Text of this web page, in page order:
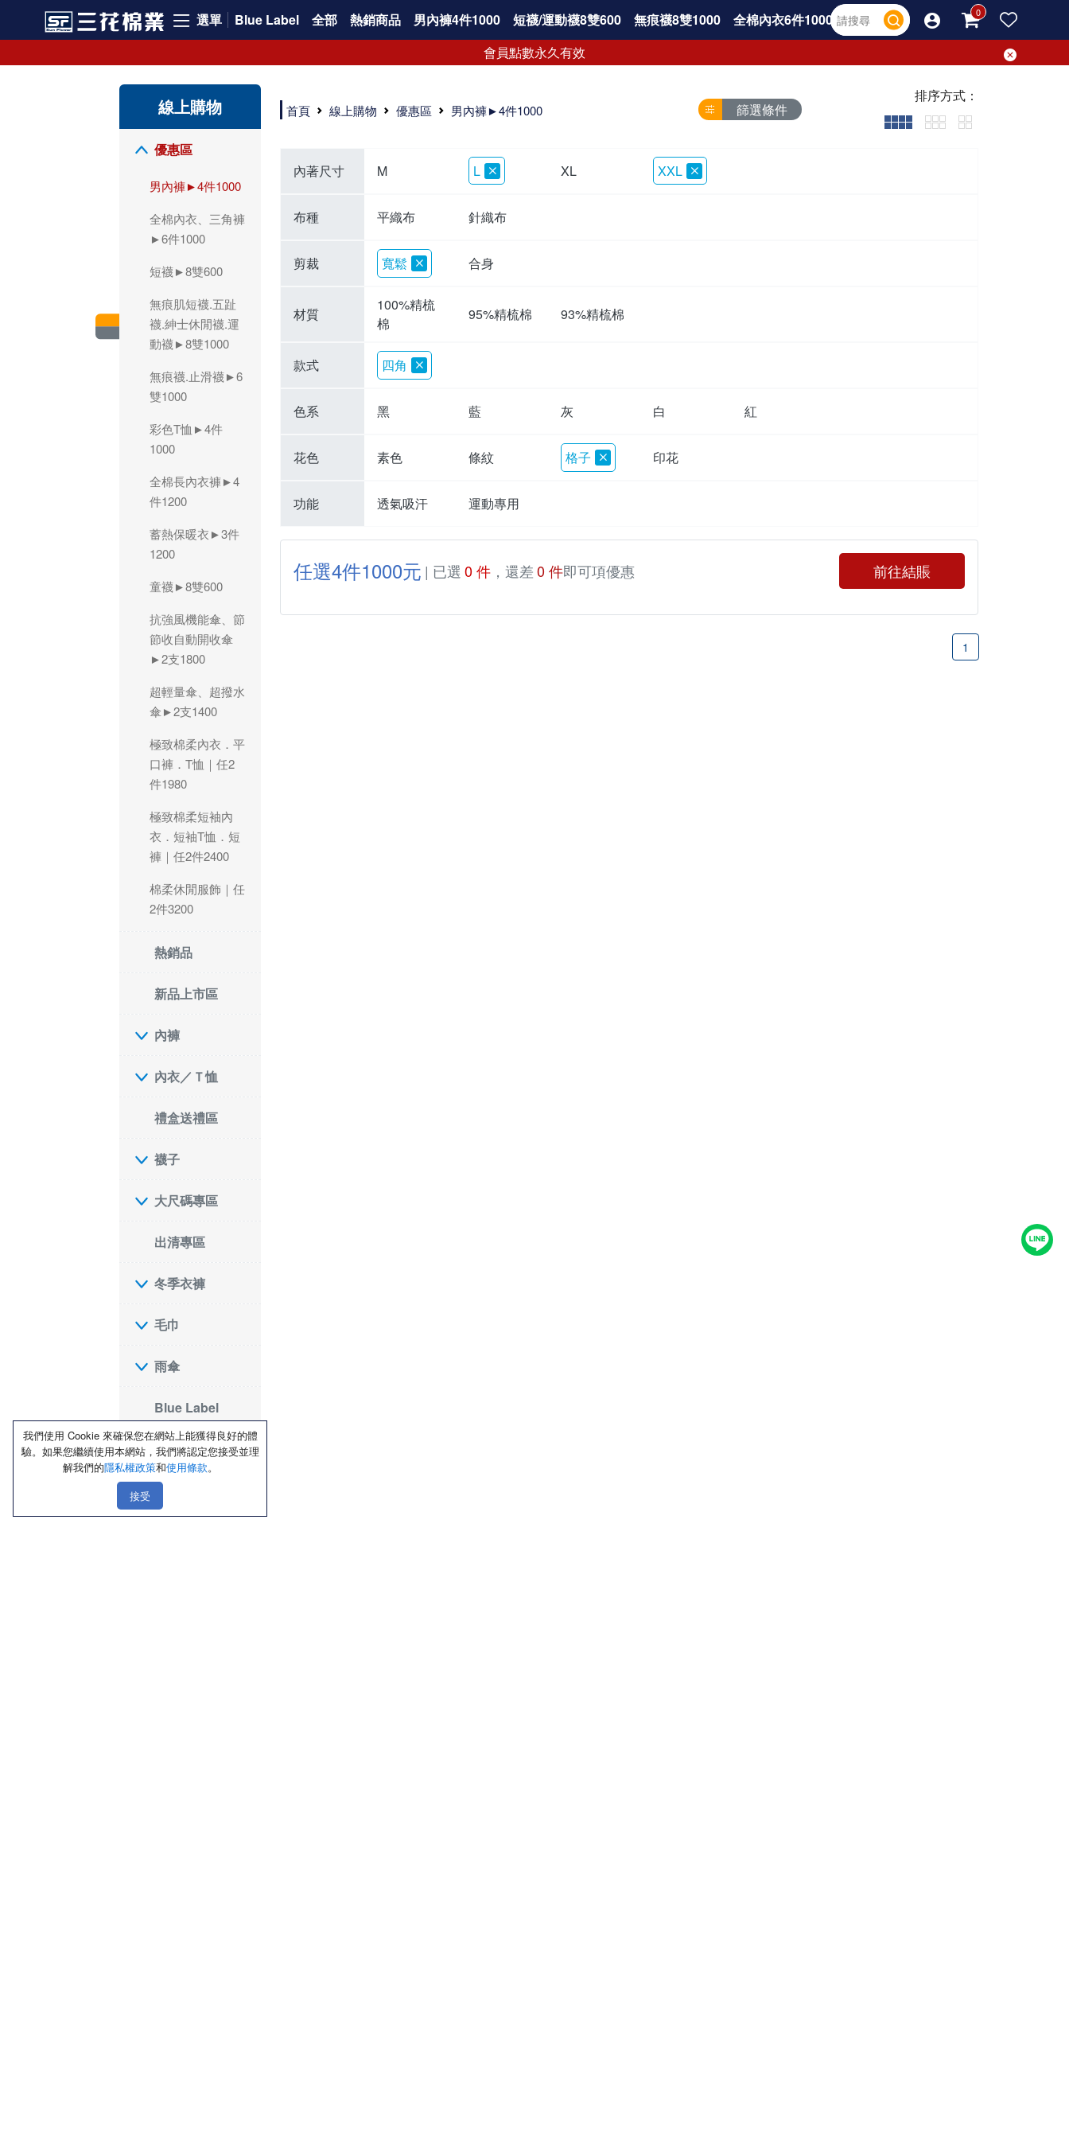
選單 Blue Label 全部 熱銷商品 男內褲4件1000 短襪/運動襪8雙600 無痕襪8雙1000
全棉內衣6件1000
會員點數永久有效
線上購物
優惠區
男內褲►4件1000
全棉內衣、三角褲
►6件1000
短襪►8雙600
無痕肌短襪.五趾
襪.紳士休閒襪.運
動襪►8雙1000
無痕襪.止滑襪►6
雙1000
彩色T恤►4件
1000
全棉長內衣褲►4
件1200
蓄熱保暖衣►3件
1200
童襪►8雙600
抗強風機能傘、節
節收自動開收傘
►2支1800
超輕量傘、超撥水
傘►2支1400
極致棉柔內衣．平
口褲．T恤｜任2
件1980
極致棉柔短袖內
衣．短袖T恤．短
褲｜任2件2400
棉柔休閒服飾｜任
2件3200
熱銷品
新品上市區
內褲
內衣／Ｔ恤
禮盒送禮區
襪子
大尺碼專區
出清專區
冬季衣褲
毛巾
雨傘
Blue Label
三花男內褲是男生首選品牌，適合休閒與運動。彈性好，人體工學剪裁，立體效果佳，舒適感大提升，魅力指數破表！
市佔率高達50年！三花專注設計，提升舒適與耐用，針對亞洲男性剪裁，大動作不卡襠。
三花男內褲採用優質棉料製成，褲身擁有超過千個散熱孔，吸汗透氣，柔順舒適，解決一般男內褲的悶熱問題。針對亞洲男性體型的立體剪裁設計，告別卡襠煩惱，自如大動作。三花男內褲市佔率高，專注製造與開發超過50年，提升舒適度與耐用性，深受網友推崇。五片式剪裁設計，適合各種身形及風格，給予肌膚前所未有的透氣舒適體驗。
【心情閒聊】男內褲的一些小心得?! 身為一名廣告代理商的社群小編，每次接到新客戶都需做好充足的產業功課，以免在撰寫廣告時顯得膚淺。美妝和流行服飾的客戶總讓我感到一點小確幸，因為可以搶先試用到新產品，或請客戶幫忙以員工價購買商品，讓人有中獎的小喜悅。 這次的客戶卻是-男內褲! 男內褲! 男內褲! 由於是第一次接觸這類產品，所以特地重複三次來表達內心的震驚。因為獨處時間較長，對於男內褲的研究多少有些害羞。因而硬著頭皮買了好幾件男內褲進行研究。 家裡沒有兄弟，也沒有可以直接聊男內褲的男性朋友，自己去買男內褲真的需要一些勇氣。我感謝現在的高科技網購，讓我不用親自到店面盯著男內褲看，也能輕鬆購買到不同種類的男內褲，真是感恩網路! 在Google搜尋 ""男內褲""，瞬間出現許多品牌，男內褲的世界真是博大精深呢。我開始扮演男內褲研究生，對男內褲進行分類：從長短、高低中腰到情趣男內褲，各式各樣應有盡有。好險此次的客戶是比較中規中矩的，情趣類的男內褲不在研究範圍，不然一直盯著穿內褲的模特兒看也太難為情了。 男內褲的設計功能其實不亞於女生內衣。由於男生身體結構的關係，需要更細心的設計。市面上較大的品牌有老牌的三花、三槍、宜而爽等，還有大手筆請代言人的CK、PLAYBOY等品牌。要選男內褲，實在需要下些功夫。 我將男內褲分為兩個面向：花色和功能設計。選擇男內褲的花色非常重要，因為能看出個人的品味和對內外搭配的重視程度。宅男們穿著50歲阿伯的花色內褲，或是穿白褲子搭配大黑色內褲，都是不OK的搭配。 功能設計則是對重要部位的保?。為了確保舒適性，有的內褲設計了開襟方便上廁所，有的設計了專屬囊袋固定，更有五片立體剪裁，或者強調視覺效果的內褲。這些設計不僅滿足基本的生理需求，更進階到心靈上的滿足。 以往從未想過要認真研究男內褲，直到這次工作的契機才真正了解男內褲的繁複。男內褲花色多樣，研究起來花費了不少時間。與男內褲客戶窗口交流，我這個女專案可能會有一段尷尬期，希望自己討論時不會笑場。雖然我無法真正體驗男內褲的全部功能，但透過揣測和客戶專業的回答，依然探詢到了許多有趣的現象。 某些網友反應某些國外品牌的男內褲不好穿，可能因為這些品牌是按照西方身材比例製造，不太適合台灣男性。同樣的現象也出現在女性內衣上，所以選擇適合自己的內褲才是最重要的。 以上只是我的心情抒發，沒有針對任何一家男內褲品牌，歡迎更多對男內褲有興趣的朋友加入研究行列！"
首頁 線上購物 優惠區 男內褲►4件1000 篩選條件
排序方式：
內著尺寸 M L XL XXL
布種 平織布 針織布
剪裁 寬鬆 合身
材質
100%精梳
棉
95%精梳棉 93%精梳棉
款式 四角
色系 黑 藍 灰 白 紅
花色 素色 條紋 格子 印花
功能 透氣吸汗 運動專用
任選4件1000元 | 已選 0 件，還差0 件即可項優惠 前往結賬
1
我們使用 Cookie 來確保您在網站上能獲得良好的體
驗。如果您繼續使用本網站，我們將認定您接受並理
解我們的隱私權政策和使用條款。
接受